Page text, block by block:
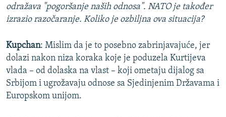
odražava "pogoršanje naših odnosa". NATO je također
izrazio razočaranje. Koliko je ozbiljna ova situacija?
Kupchan: Mislim da je to posebno zabrinjavajuće, jer
dolazi nakon niza koraka koje je poduzela Kurtijeva
vlada – od dolaska na vlast – koji ometaju dijalog sa
Srbijom i ugrožavaju odnose sa Sjedinjenim Državama i
Europskom unijom.